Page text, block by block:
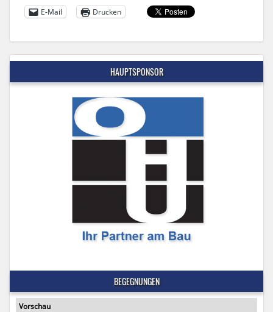
E-Mail
Drucken
HAUPTSPONSOR
BEGEGNUNGEN
Vorschau